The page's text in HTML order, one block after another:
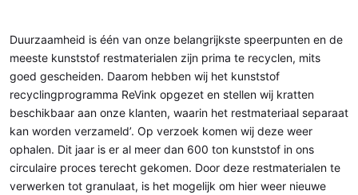
Duurzaamheid is één van onze belangrijkste speerpunten en de
meeste kunststof restmaterialen zijn prima te recyclen, mits
goed gescheiden. Daarom hebben wij het kunststof
recyclingprogramma ReVink opgezet en stellen wij kratten
beschikbaar aan onze klanten, waarin het restmateriaal separaat
kan worden verzameld’. Op verzoek komen wij deze weer
ophalen. Dit jaar is er al meer dan 600 ton kunststof in ons
circulaire proces terecht gekomen. Door deze restmaterialen te
verwerken tot granulaat, is het mogelijk om hier weer nieuwe